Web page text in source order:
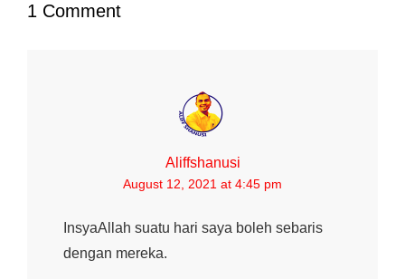
1 Comment
Aliffshanusi
August 12, 2021 at 4:45 pm
InsyaAllah suatu hari saya boleh sebaris
dengan mereka.